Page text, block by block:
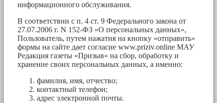
информационного обслуживания.
В соответствии с п. 4 ст. 9 Федерального закона от
27.07.2006 г. N 152-ФЗ «О персональных данных»,
Пользователь, путем нажатия на кнопку «отправить»
формы на сайте дает согласие www.priziv.online МАУ
Редакция газеты «Призыв» на сбор, обработку и
хранение своих персональных данных, а именно:
фамилия, имя, отчество;
контактный телефон;
адрес электронной почты.